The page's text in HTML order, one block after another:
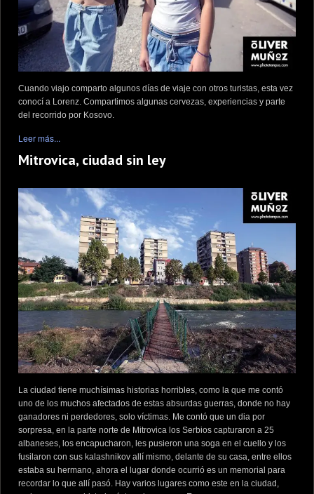
Cuando viajo comparto algunos días de viaje con otros turistas, esta vez
conocí a Lorenz. Compartimos algunas cervezas, experiencias y parte
del recorrido por Kosovo.
Leer más...
Mitrovica, ciudad sin ley
La ciudad tiene muchísimas historias horribles, como la que me contó
uno de los muchos afectados de estas absurdas guerras, donde no hay
ganadores ni perdedores, solo víctimas. Me contó que un dia por
sorpresa, en la parte norte de Mitrovica los Serbios capturaron a 25
albaneses, los encapucharon, les pusieron una soga en el cuello y los
fusilaron con sus kalashnikov allí mismo, delante de su casa, entre ellos
estaba su hermano, ahora el lugar donde ocurrió es un memorial para
recordar lo que allí pasó. Hay varios lugares como este en la ciudad,